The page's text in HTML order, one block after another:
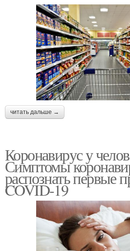
читать дальше →
Коронавирус у
Симптомы
распознать первые
COVID-19